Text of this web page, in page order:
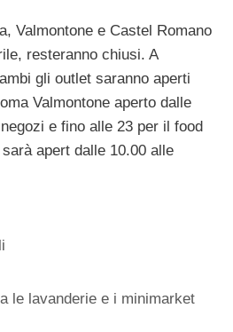
Valmontone e Castel Romano
resteranno chiusi. A
gli outlet saranno aperti
Valmontone aperto dalle
e fino alle 23 per il food
apert dalle 10.00 alle
le lavanderie e i minimarket